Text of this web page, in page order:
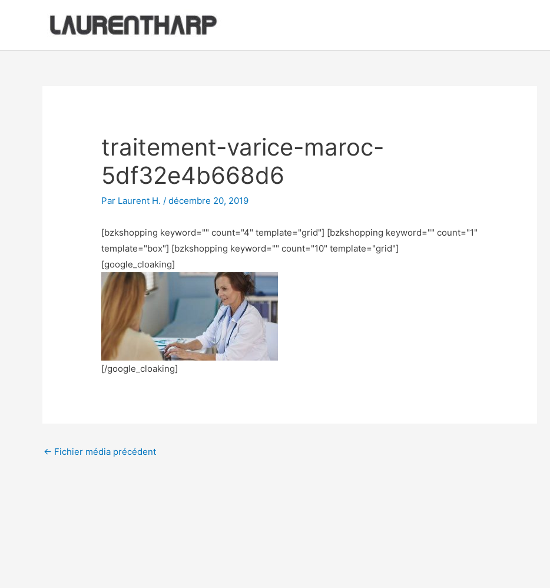
traitement-varice-maroc-
5df32e4b668d6
Par Laurent H./décembre 20, 2019
[bzkshopping keyword="" count="4" template="grid"] [bzkshopping keyword="" count="1"
template="box"] [bzkshopping keyword="" count="10" template="grid"]
[google_cloaking]
[/google_cloaking]
← Fichier média précédent